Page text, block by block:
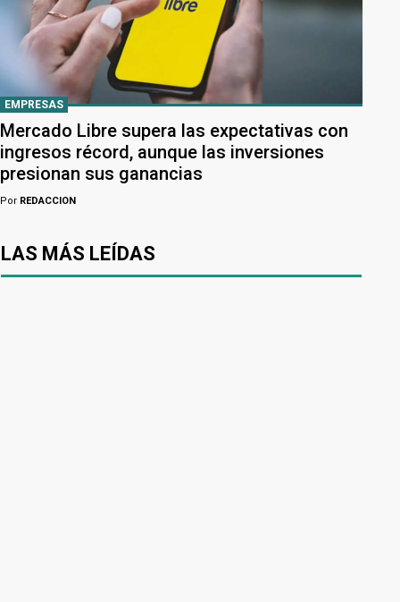
EMPRESAS
Mercado Libre supera las expectativas con
ingresos récord, aunque las inversiones
presionan sus ganancias
Por REDACCION
LAS MÁS LEÍDAS